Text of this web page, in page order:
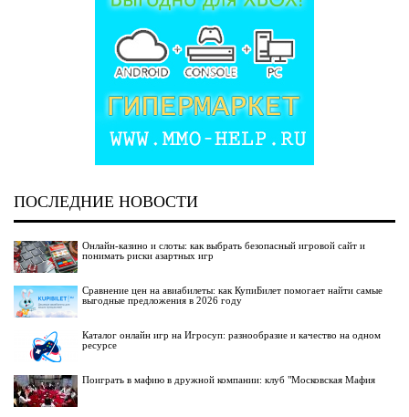
ПОСЛЕДНИЕ НОВОСТИ
Онлайн-казино и слоты: как выбрать безопасный игровой сайт и
понимать риски азартных игр
Сравнение цен на авиабилеты: как КупиБилет помогает найти самые
выгодные предложения в 2026 году
Каталог онлайн игр на Игросуп: разнообразие и качество на одном
ресурсе
Поиграть в мафию в дружной компании: клуб "Московская Мафия